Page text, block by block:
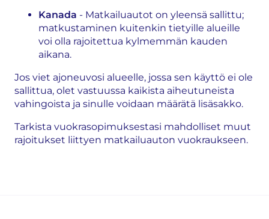
Kanada - Matkailuautot on yleensä sallittu;
matkustaminen kuitenkin tietyille alueille
voi olla rajoitettua kylmemmän kauden
aikana.
Jos viet ajoneuvosi alueelle, jossa sen käyttö ei ole
sallittua, olet vastuussa kaikista aiheutuneista
vahingoista ja sinulle voidaan määrätä lisäsakko.
Tarkista vuokrasopimuksestasi mahdolliset muut
rajoitukset liittyen matkailuauton vuokraukseen.